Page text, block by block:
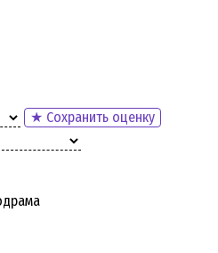
★ Сохранить оценку